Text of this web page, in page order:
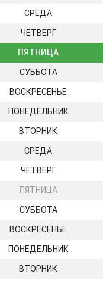
СРЕДА
ЧЕТВЕРГ
ПЯТНИЦА
СУББОТА
ВОСКРЕСЕНЬЕ
ПОНЕДЕЛЬНИК
ВТОРНИК
СРЕДА
ЧЕТВЕРГ
ПЯТНИЦА
СУББОТА
ВОСКРЕСЕНЬЕ
ПОНЕДЕЛЬНИК
ВТОРНИК